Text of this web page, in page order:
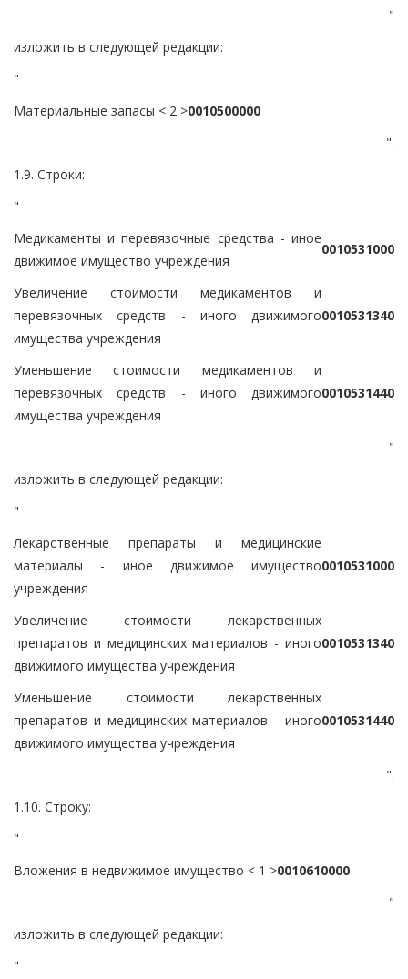
"
изложить в следующей редакции:
"
Материальные запасы < 2 >0010500000
".
1.9. Строки:
"
Медикаменты и перевязочные средства - иное
движимое имущество учреждения
0010531000
Увеличение стоимости медикаментов и
перевязочных средств - иного движимого
имущества учреждения
0010531340
Уменьшение стоимости медикаментов и
перевязочных средств - иного движимого
имущества учреждения
0010531440
"
изложить в следующей редакции:
"
Лекарственные препараты и медицинские
материалы - иное движимое имущество
учреждения
0010531000
Увеличение стоимости лекарственных
препаратов и медицинских материалов - иного
движимого имущества учреждения
0010531340
Уменьшение стоимости лекарственных
препаратов и медицинских материалов - иного
движимого имущества учреждения
0010531440
".
1.10. Строку:
"
Вложения в недвижимое имущество < 1 >0010610000
"
изложить в следующей редакции:
"